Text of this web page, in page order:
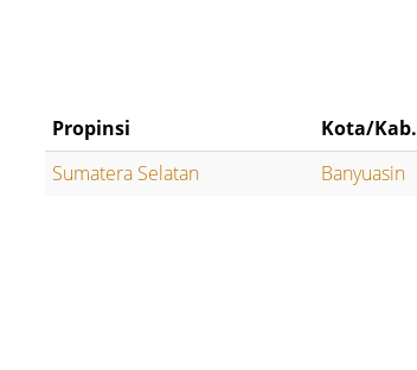
Propinsi Kota/Kab.
Sumatera Selatan
Banyuasin